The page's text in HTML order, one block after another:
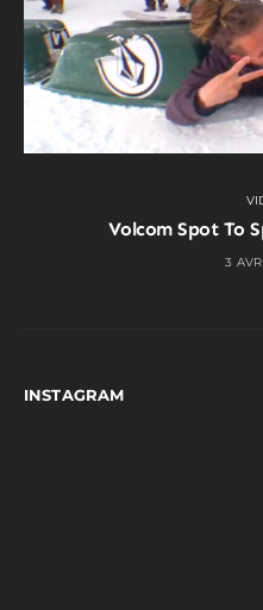
Volcom Spot To
3
INSTAGRAM